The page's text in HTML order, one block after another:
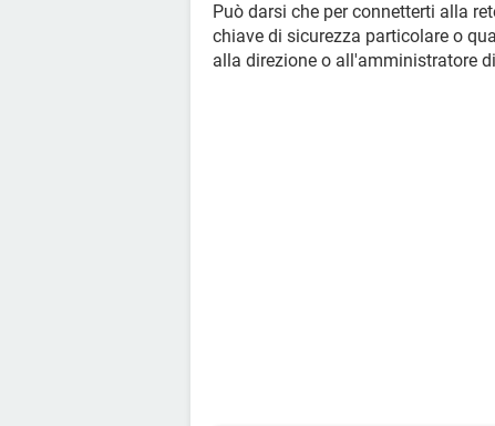
Può darsi che per connetterti alla
chiave di sicurezza particolare o
alla direzione o all'amministratore